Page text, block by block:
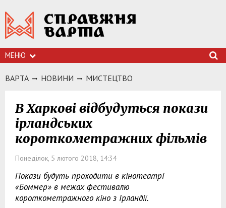
МЕНЮ
ВАРТА НОВИНИ МИСТЕЦТВО
В Харкові відбудуться покази
ірландських
короткометражних фільмів
Понеділок, 5 лютого 2018, 14:34
Покази будуть проходити в кінотеатрі
«Боммер» в межах фестивалю
короткометражного кіно з Ірландії.